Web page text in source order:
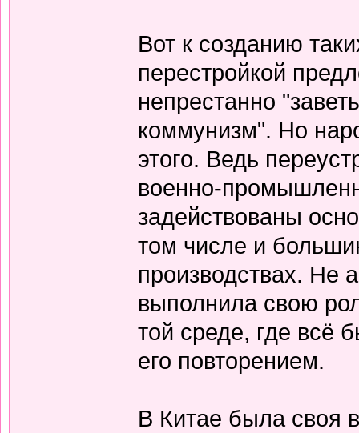
Вот к созданию
перестройкой
непрестанно
коммунизм". Но
этого. Ведь
военно-
задействованы
том числе и
производствах. Не
выполнила свою
той среде, где всё
его повторением.
В Китае была своя